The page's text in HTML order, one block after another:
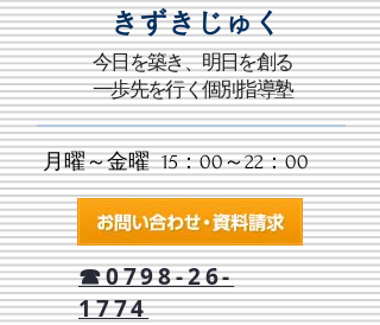
​今日を築き、明日を創る
一歩先を行く個別指導塾
月曜～金曜 15：00～22：00​
☎0798-26-
1774
きずきじゅく​